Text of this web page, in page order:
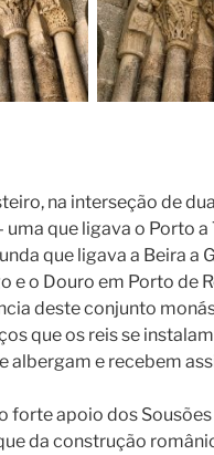
na interseção de
uma que ligava o Porto
que ligava a Beira a
e o Douro em Porto de
deste conjunto
que os reis se
albergam e recebem
forte apoio dos
da construção